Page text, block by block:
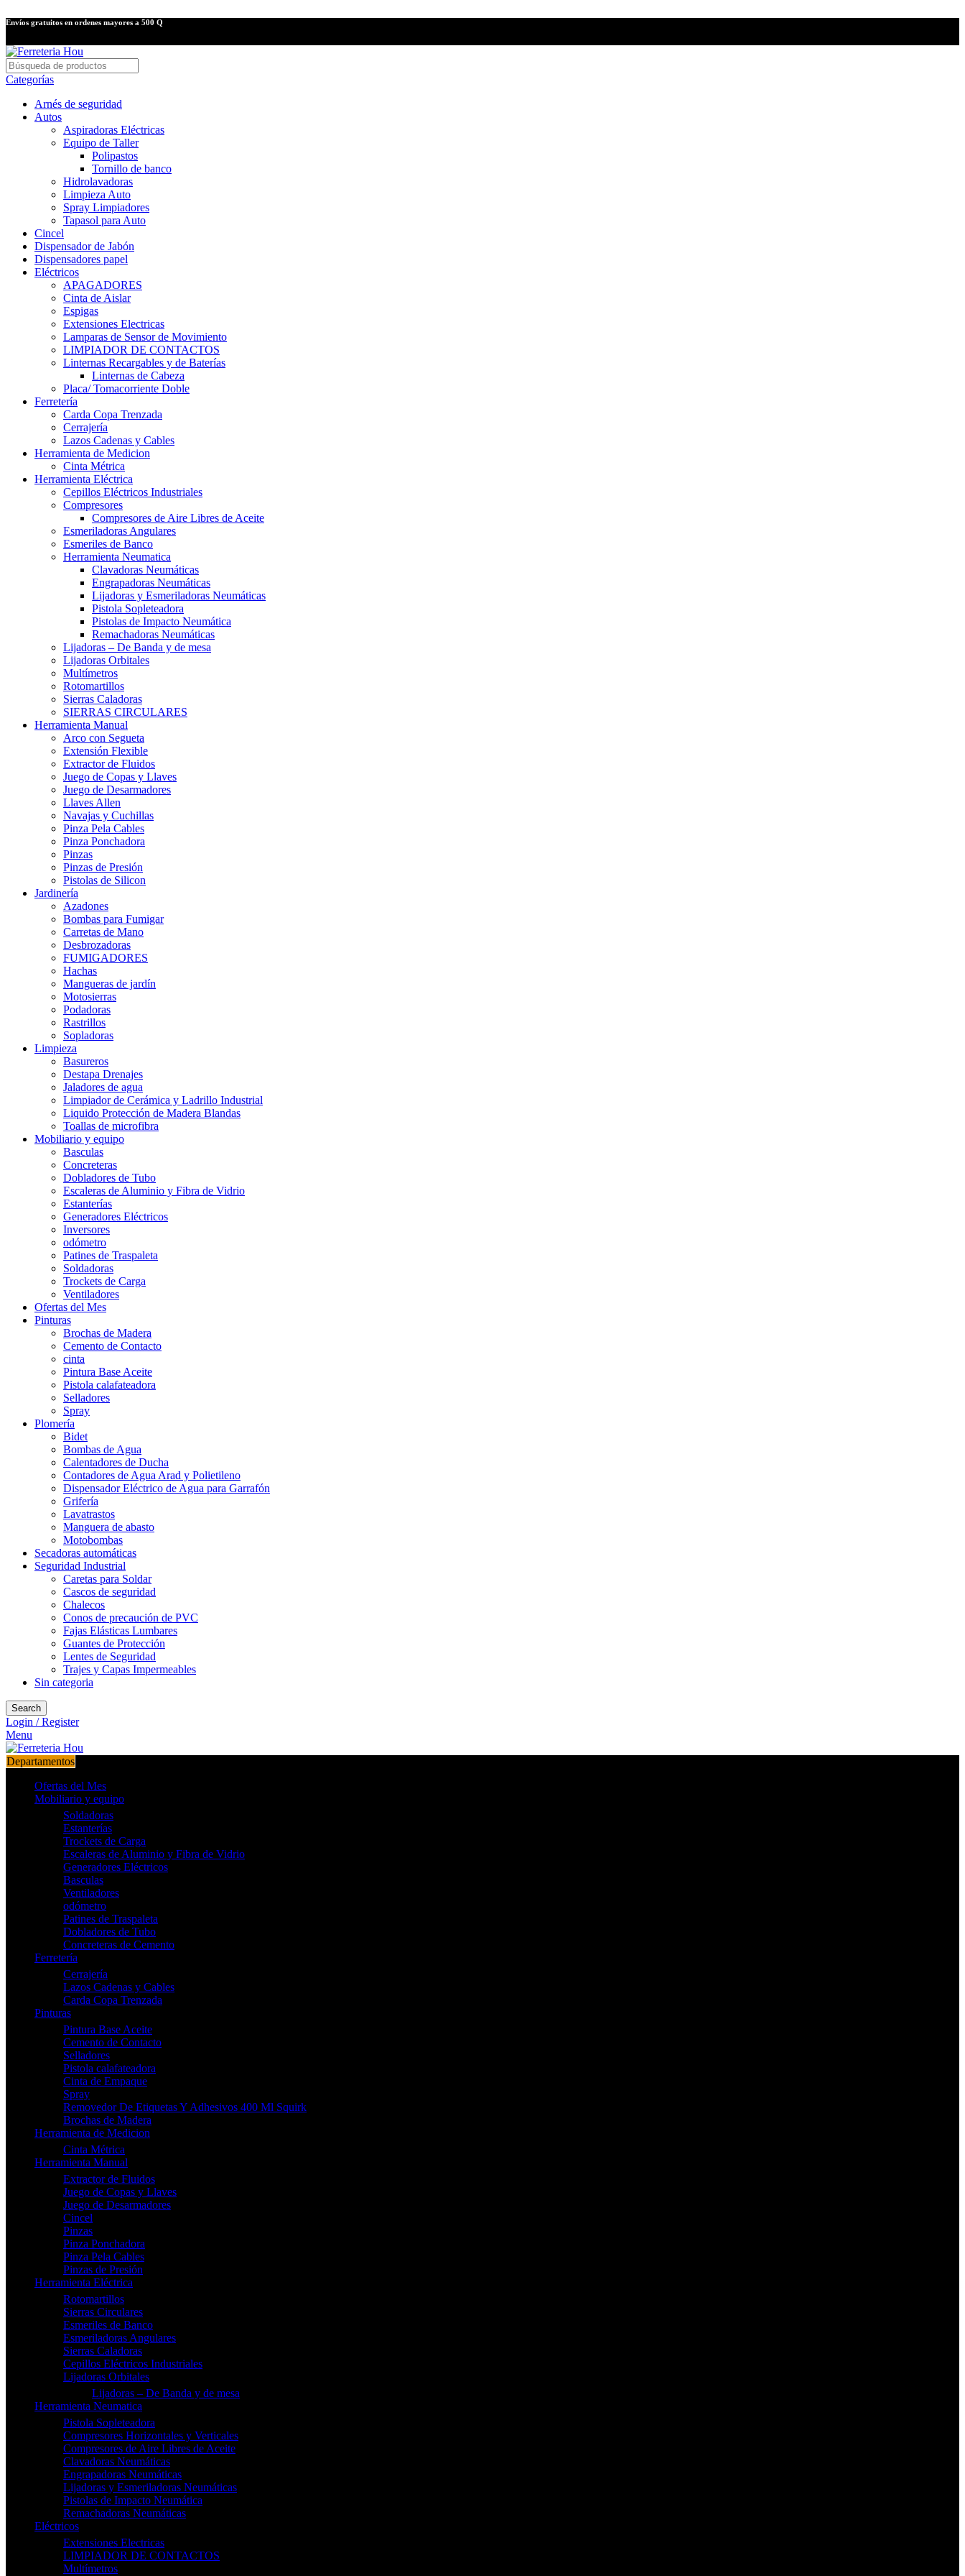
Envíos gratuitos en ordenes mayores a 500 Q
Categorías
Arnés de seguridad
Autos
Aspiradoras Eléctricas
Equipo de Taller
Polipastos
Tornillo de banco
Hidrolavadoras
Limpieza Auto
Spray Limpiadores
Tapasol para Auto
Cincel
Dispensador de Jabón
Dispensadores papel
Eléctricos
APAGADORES
Cinta de Aislar
Espigas
Extensiones Electricas
Lamparas de Sensor de Movimiento
LIMPIADOR DE CONTACTOS
Linternas Recargables y de Baterías
Linternas de Cabeza
Placa/ Tomacorriente Doble
Ferretería
Carda Copa Trenzada
Cerrajería
Lazos Cadenas y Cables
Herramienta de Medicion
Cinta Métrica
Herramienta Eléctrica
Cepillos Eléctricos Industriales
Compresores
Compresores de Aire Libres de Aceite
Esmeriladoras Angulares
Esmeriles de Banco
Herramienta Neumatica
Clavadoras Neumáticas
Engrapadoras Neumáticas
Lijadoras y Esmeriladoras Neumáticas
Pistola Sopleteadora
Pistolas de Impacto Neumática
Remachadoras Neumáticas
Lijadoras – De Banda y de mesa
Lijadoras Orbitales
Multímetros
Rotomartillos
Sierras Caladoras
SIERRAS CIRCULARES
Herramienta Manual
Arco con Segueta
Extensión Flexible
Extractor de Fluidos
Juego de Copas y Llaves
Juego de Desarmadores
Llaves Allen
Navajas y Cuchillas
Pinza Pela Cables
Pinza Ponchadora
Pinzas
Pinzas de Presión
Pistolas de Silicon
Jardinería
Azadones
Bombas para Fumigar
Carretas de Mano
Desbrozadoras
FUMIGADORES
Hachas
Mangueras de jardín
Motosierras
Podadoras
Rastrillos
Sopladoras
Limpieza
Basureros
Destapa Drenajes
Jaladores de agua
Limpiador de Cerámica y Ladrillo Industrial
Liquido Protección de Madera Blandas
Toallas de microfibra
Mobiliario y equipo
Basculas
Concreteras
Dobladores de Tubo
Escaleras de Aluminio y Fibra de Vidrio
Estanterías
Generadores Eléctricos
Inversores
odómetro
Patines de Traspaleta
Soldadoras
Trockets de Carga
Ventiladores
Ofertas del Mes
Pinturas
Brochas de Madera
Cemento de Contacto
cinta
Pintura Base Aceite
Pistola calafateadora
Selladores
Spray
Plomería
Bidet
Bombas de Agua
Calentadores de Ducha
Contadores de Agua Arad y Polietileno
Dispensador Eléctrico de Agua para Garrafón
Grifería
Lavatrastos
Manguera de abasto
Motobombas
Secadoras automáticas
Seguridad Industrial
Caretas para Soldar
Cascos de seguridad
Chalecos
Conos de precaución de PVC
Fajas Elásticas Lumbares
Guantes de Protección
Lentes de Seguridad
Trajes y Capas Impermeables
Sin categoria
Search
Login / Register
Menu
Departamentos
Ofertas del Mes
Mobiliario y equipo
Soldadoras
Estanterías
Trockets de Carga
Escaleras de Aluminio y Fibra de Vidrio
Generadores Eléctricos
Basculas
Ventiladores
odómetro
Patines de Traspaleta
Dobladores de Tubo
Concreteras de Cemento
Ferretería
Cerrajería
Lazos Cadenas y Cables
Carda Copa Trenzada
Pinturas
Pintura Base Aceite
Cemento de Contacto
Selladores
Pistola calafateadora
Cinta de Empaque
Spray
Removedor De Etiquetas Y Adhesivos 400 Ml Squirk
Brochas de Madera
Herramienta de Medicion
Cinta Métrica
Herramienta Manual
Extractor de Fluidos
Juego de Copas y Llaves
Juego de Desarmadores
Cincel
Pinzas
Pinza Ponchadora
Pinza Pela Cables
Pinzas de Presión
Herramienta Eléctrica
Rotomartillos
Sierras Circulares
Esmeriles de Banco
Esmeriladoras Angulares
Sierras Caladoras
Cepillos Eléctricos Industriales
Lijadoras Orbitales
Lijadoras – De Banda y de mesa
Herramienta Neumatica
Pistola Sopleteadora
Compresores Horizontales y Verticales
Compresores de Aire Libres de Aceite
Clavadoras Neumáticas
Engrapadoras Neumáticas
Lijadoras y Esmeriladoras Neumáticas
Pistolas de Impacto Neumática
Remachadoras Neumáticas
Eléctricos
Extensiones Electricas
LIMPIADOR DE CONTACTOS
Multímetros